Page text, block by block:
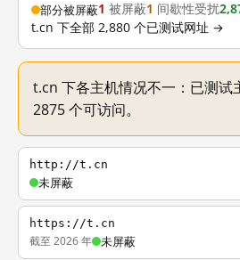
部分被屏蔽1 被屏蔽1 间歇性受扰
t.cn 下全部 2,880 个已测试网址 →
t.cn 下各主机情况不一：已测试
2875 个可访问。
http://t.cn
未屏蔽
https://t.cn
截至 2026 年 未屏蔽